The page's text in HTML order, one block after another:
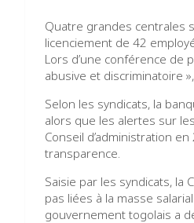
Quatre grandes centrales
licenciement de 42
Lors d’une conférence de
abusive et discriminatoire
Selon les syndicats, la
alors que les alertes sur
Conseil d’administration
transparence.
Saisie par les syndicats, la
pas liées à la masse
gouvernement togolais a